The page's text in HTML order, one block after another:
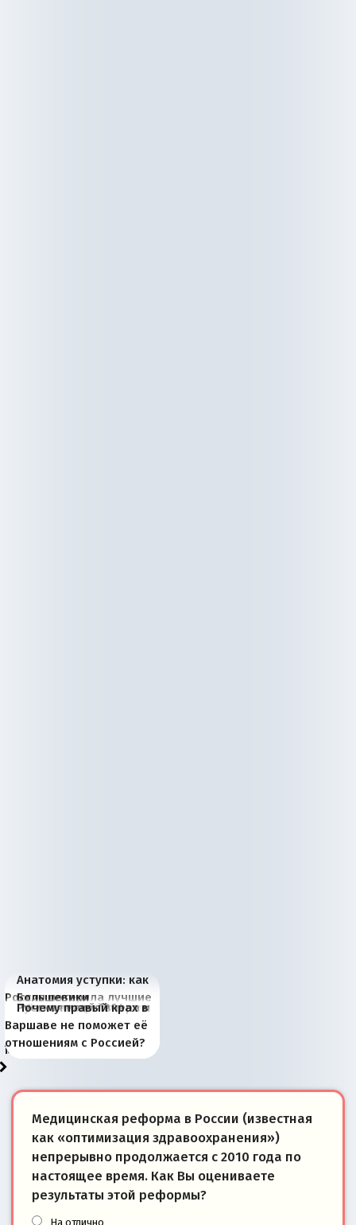
Анатомия уступки: как
Россия потеряла лучшие
рыбопромысловые
районы Баренцева
моря
Большевики
отличаются от «Яблока»
тем, что они -
победители
Киевская марионетка
Запада рассказала о
«переобувании» хозяев
В России назрели
перемены: 15 шагов к
суверенной экономике
Миграционный пожар
Европы
Россия начинает
сбрасывать балласт
Анкориджа
Россия зимой 1904
года: первые уступки во
внутренней политике
Русская нация вчера и
сегодня
Почему правый крах в
Варшаве не поможет её
отношениям с Россией?
Медицинская реформа в России (известная
как «оптимизация здравоохранения»)
непрерывно продолжается с 2010 года по
настоящее время. Как Вы оцениваете
результаты этой реформы?
На отлично